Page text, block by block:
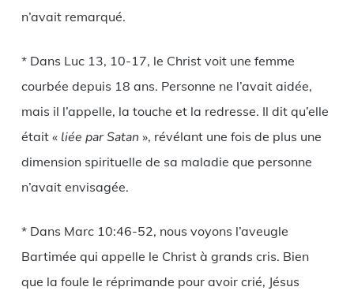
n’avait remarqué.
* Dans Luc 13, 10-17, le Christ voit une femme
courbée depuis 18 ans. Personne ne l’avait aidée,
mais il l’appelle, la touche et la redresse. Il dit qu’elle
était « liée par Satan », révélant une fois de plus une
dimension spirituelle de sa maladie que personne
n’avait envisagée.
* Dans Marc 10:46-52, nous voyons l’aveugle
Bartimée qui appelle le Christ à grands cris. Bien
que la foule le réprimande pour avoir crié, Jésus